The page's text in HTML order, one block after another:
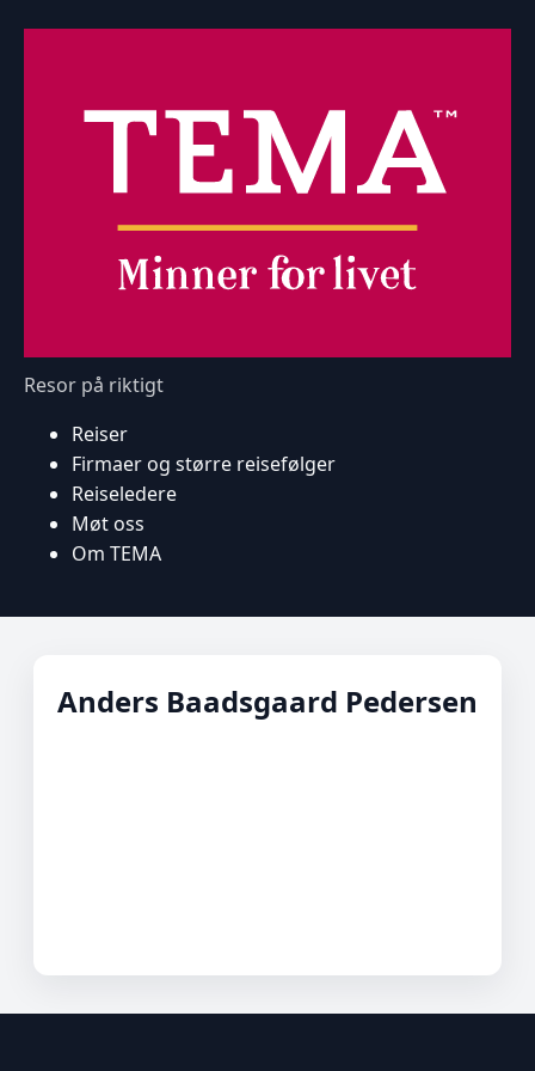
Resor på riktigt
Reiser
Firmaer og større reisefølger
Reiseledere
Møt oss
Om TEMA
Anders Baadsgaard Pedersen